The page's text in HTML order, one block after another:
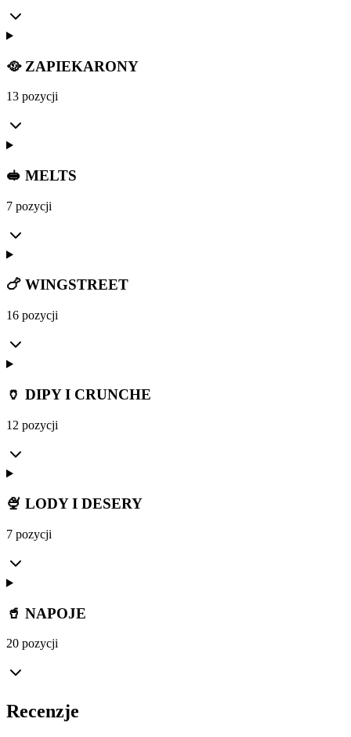
🥘 ZAPIEKARONY
13 pozycji
🥪 MELTS
7 pozycji
🍗 WINGSTREET
16 pozycji
🏺 DIPY I CRUNCHE
12 pozycji
🍨 LODY I DESERY
7 pozycji
🥤 NAPOJE
20 pozycji
Recenzje